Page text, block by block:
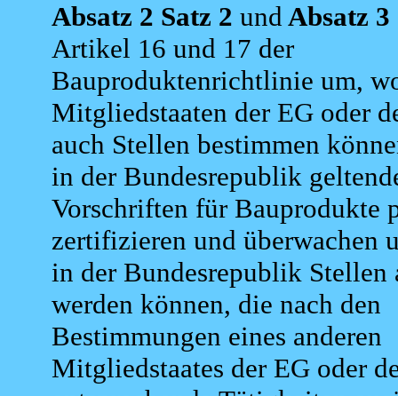
Absatz 2 Satz 2 und Absatz 3
Artikel 16 und 17 der
Bauproduktenrichtlinie um,
Mitgliedstaaten der EG oder
auch Stellen bestimmen
in der Bundesrepublik
Vorschriften für Bauprodukte
zertifizieren und überwachen
in der Bundesrepublik Stellen
werden können, die nach den
Bestimmungen eines anderen
Mitgliedstaates der EG oder